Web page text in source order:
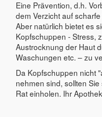
Eine Prävention, d.h.
dem Verzicht auf
Aber natürlich bietet es
Kopfschuppen - Stress,
Austrocknung der Haut
Waschungen etc. – zu
Da Kopfschuppen nicht
nehmen sind, sollten
Rat einholen. Ihr